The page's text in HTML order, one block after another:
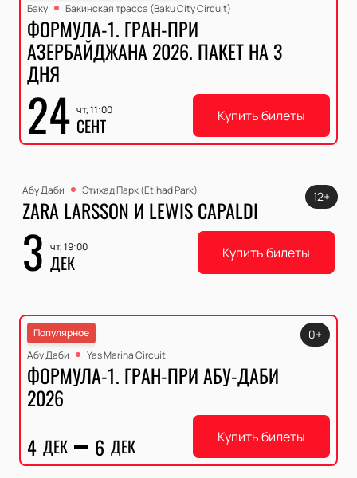
Баку
Бакинская трасса (Baku City Circuit)
ФОРМУЛА-1. ГРАН-ПРИ
АЗЕРБАЙДЖАНА 2026. ПАКЕТ НА 3
ДНЯ
24 чт, 11:00
СЕНТ Купить билеты
Абу Даби Этихад Парк (Etihad Park)
ZARA LARSSON И LEWIS CAPALDI
3 чт, 19:00
ДЕК
12+
Купить билеты
Популярное
Абу Даби
Yas Marina Circuit
ФОРМУЛА-1. ГРАН-ПРИ АБУ-ДАБИ
2026
4 ДЕК 6 ДЕК
0+
Купить билеты